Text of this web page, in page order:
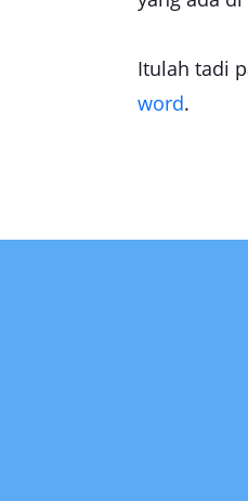
Itulah tadi
word.